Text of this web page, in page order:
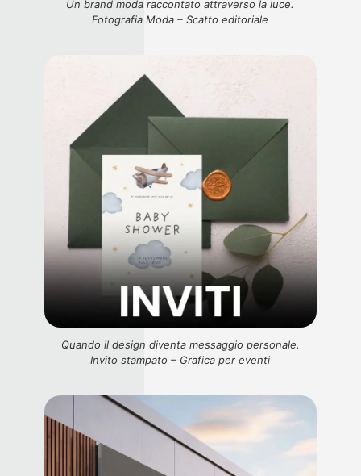
Un brand moda raccontato attraverso la luce.
Fotografia Moda – Scatto editoriale
Quando il design diventa messaggio personale.
Invito stampato – Grafica per eventi